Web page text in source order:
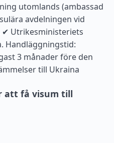
utomlands (ambassad
avdelningen vid
Utrikesministeriets
Handläggningstid:
3 månader före den
till Ukraina
att få visum till